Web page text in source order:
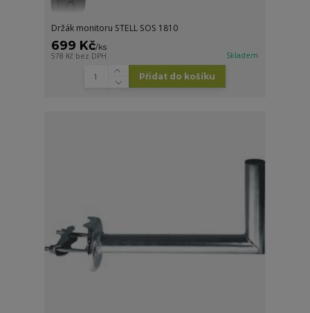
Držák monitoru STELL SOS 1810
699 Kč/ks
578 Kč bez DPH Skladem
Přidat do košíku